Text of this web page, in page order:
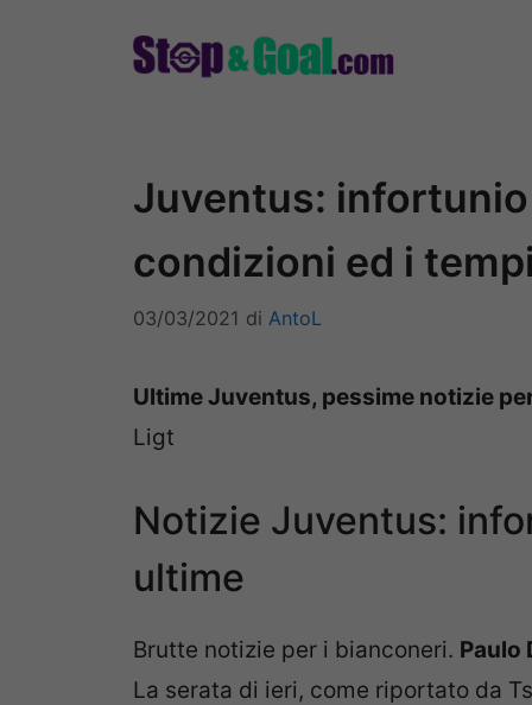
Juventus: infortunio
condizioni ed i
03/03/2021 di AntoL
Ultime Juventus, pessime notizie
Ligt
Notizie Juventus:
ultime
Brutte notizie per i bianconeri. Paulo
La serata di ieri, come riportato da